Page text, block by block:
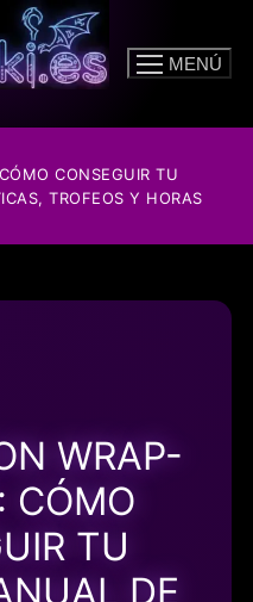
MENÚ
CONSEGUIR TU
TROFEOS Y HORAS
WRAP-
CÓMO
TU
DE